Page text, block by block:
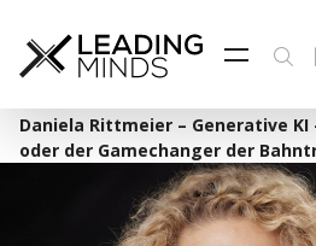
Feed &
Reading
Daniela Rittmeier – Generative
oder der Gamechanger der